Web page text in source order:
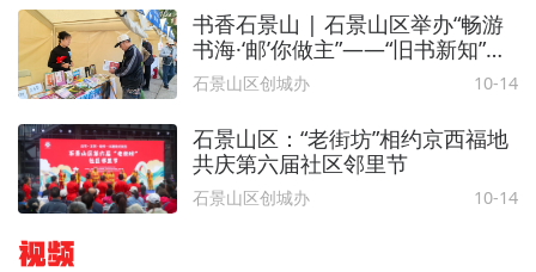
书香石景山 | 石景山区举办“畅游
书海·‘邮’你做主”——“旧书新知”八
大处图书市集活动
石景山区创城办 10-14
石景山区：“老街坊”相约京西福地
共庆第六届社区邻里节
石景山区创城办 10-14
视频